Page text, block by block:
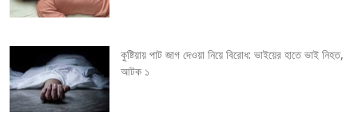
n
কুষ্টিয়ায় পাট জাগ দেওয়া নিয়ে বিরোধ: ভাইয়ের হাতে ভাই নিহত,
আটক ১